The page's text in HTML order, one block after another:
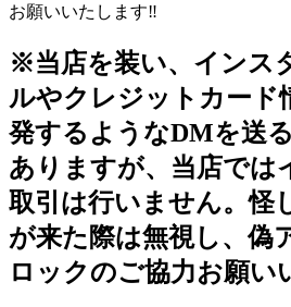
お願いいたします‼️
※当店を装い、インス
ルやクレジットカード
発するようなDMを送
ありますが、当店では
取引は行いません。怪
が来た際は無視し、偽
ロックのご協力お願い